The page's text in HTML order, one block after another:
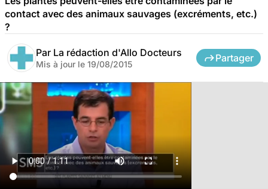
contact avec des animaux sauvages (excréments, etc.)
?
Par La rédaction d'Allo Docteurs
Mis à jour le 19/08/2015
Partager